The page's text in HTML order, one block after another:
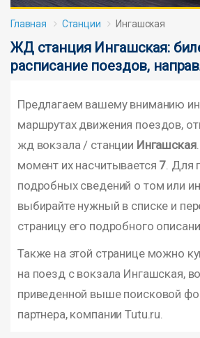
Главная Станции Ингашская
ЖД станция Ингашская:
расписание поездов,
Предлагаем вашему вниманию
маршрутах движения поездов,
жд вокзала / станции Ингашская
момент их насчитывается 7 . Для
подробных сведений о том или
выбирайте нужный в списке и
страницу его подробного
Также на этой странице можно
на поезд с вокзала Ингашская,
приведенной выше поисковой
партнера, компании Tutu.ru.